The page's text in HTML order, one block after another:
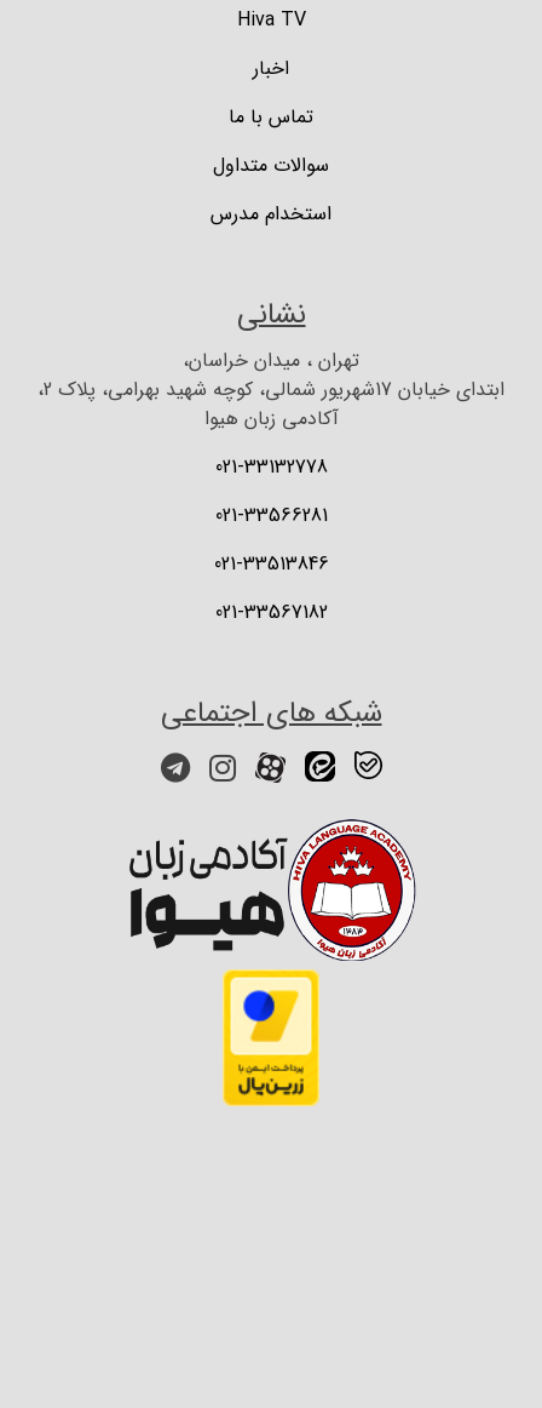
Hiva TV
اخبار
تماس با ما
سوالات متداول
استخدام مدرس
نشانی
تهران ، میدان خراسان،
ابتدای خیابان 17شهریور شمالی، کوچه شهید بهرامی، پلاک 2،
آکادمی زبان هیوا
021-33132778
021-33566281
021-33513846
021-33567182
شبکه های اجتماعی